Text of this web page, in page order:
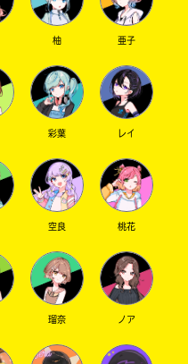
柚 亜子
彩葉 レイ
空良 桃花
瑠奈 ノア